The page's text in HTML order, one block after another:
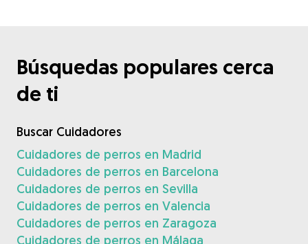
Búsquedas populares cerca
de ti
Buscar Cuidadores
Cuidadores de perros en Madrid
Cuidadores de perros en Barcelona
Cuidadores de perros en Sevilla
Cuidadores de perros en Valencia
Cuidadores de perros en Zaragoza
Cuidadores de perros en Málaga